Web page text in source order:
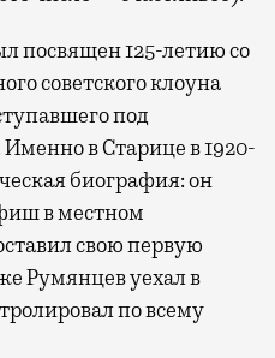
посвящен 125-летию со
советского клоуна
под
в Старице в 1920-
биография: он
в местном
свою первую
Румянцев уехал в
по всему